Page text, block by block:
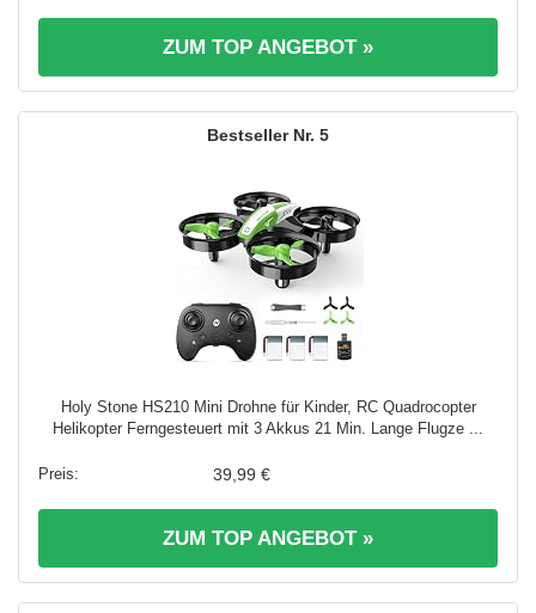
ZUM TOP ANGEBOT »
5
Holy Stone HS210 Mini Drohne für Kinder, RC Quadrocopter
Helikopter Ferngesteuert mit 3 Akkus 21 Min. Lange Flugze ...
39,99 €
ZUM TOP ANGEBOT »